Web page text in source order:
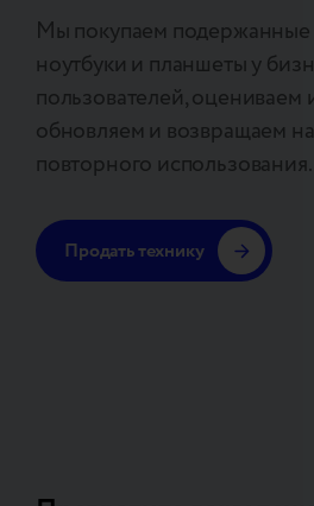
Мы покупаем
ноутбуки и планшеты у
пользователей, оцениваем
обновляем и возвращаем
повторного использования.
Продать технику